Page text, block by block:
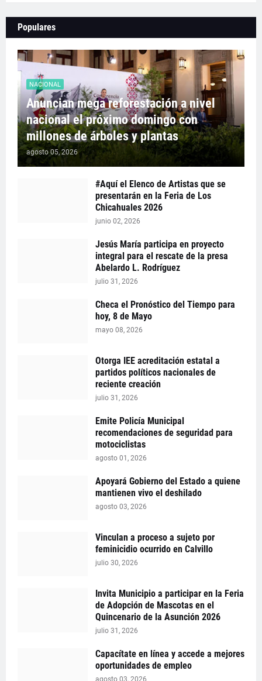
Populares
NACIONAL
Anuncian mega reforestación a nivel
nacional el próximo domingo con
millones de árboles y plantas
agosto 05, 2026
#Aquí el Elenco de Artistas que se
presentarán en la Feria de Los
Chicahuales 2026
junio 02, 2026
Jesús María participa en proyecto
integral para el rescate de la presa
Abelardo L. Rodríguez
julio 31, 2026
Checa el Pronóstico del Tiempo para
hoy, 8 de Mayo
mayo 08, 2026
Otorga IEE acreditación estatal a
partidos políticos nacionales de
reciente creación
julio 31, 2026
Emite Policía Municipal
recomendaciones de seguridad para
motociclistas
agosto 01, 2026
Apoyará Gobierno del Estado a quiene
mantienen vivo el deshilado
agosto 03, 2026
Vinculan a proceso a sujeto por
feminicidio ocurrido en Calvillo
julio 30, 2026
Invita Municipio a participar en la Feria
de Adopción de Mascotas en el
Quincenario de la Asunción 2026
julio 31, 2026
Capacítate en línea y accede a mejores
oportunidades de empleo
agosto 03, 2026